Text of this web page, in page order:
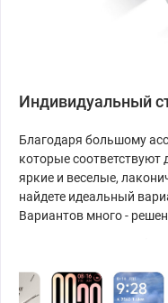
Индивидуальный
Благодаря большому
которые соответствуют
яркие и веселые,
найдете идеальный
Вариантов много -